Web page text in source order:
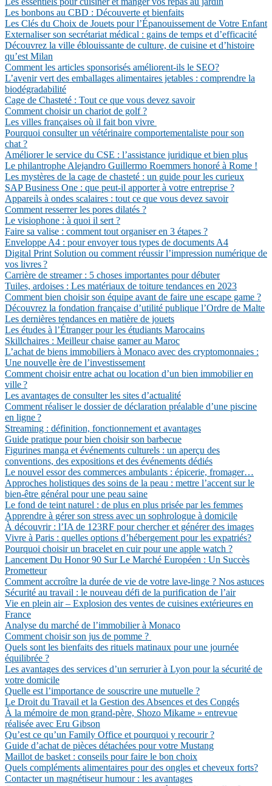
Les bonbons au CBD : Découverte et bienfaits
Les Clés du Choix de Jouets pour l’Épanouissement de Votre Enfant
Externaliser son secrétariat médical : gains de temps et d’efficacité
Découvrez la ville éblouissante de culture, de cuisine et d’histoire
qu’est Milan
Comment les articles sponsorisés améliorent-ils le SEO?
L’avenir vert des emballages alimentaires jetables : comprendre la
biodégradabilité
Cage de Chasteté : Tout ce que vous devez savoir
Comment choisir un chariot de golf ?
Les villes françaises où il fait bon vivre
Pourquoi consulter un vétérinaire comportementaliste pour son
chat ?
Améliorer le service du CSE : l’assistance juridique et bien plus
Le philantrophe Alejandro Guillermo Roemmers honoré à Rome !
Les mystères de la cage de chasteté : un guide pour les curieux
SAP Business One : que peut-il apporter à votre entreprise ?
Appareils à ondes scalaires : tout ce que vous devez savoir
Comment resserrer les pores dilatés ?
Le visiophone : à quoi il sert ?
Faire sa valise : comment tout organiser en 3 étapes ?
Enveloppe A4 : pour envoyer tous types de documents A4
Digital Print Solution ou comment réussir l’impression numérique de
vos livres ?
Carrière de streamer : 5 choses importantes pour débuter
Tuiles, ardoises : Les matériaux de toiture tendances en 2023
Comment bien choisir son équipe avant de faire une escape game ?
Découvrez la fondation française d’utilité publique l’Ordre de Malte
Les dernières tendances en matière de jouets
Les études à l’Étranger pour les étudiants Marocains
Skillchaires : Meilleur chaise gamer au Maroc
L’achat de biens immobiliers à Monaco avec des cryptomonnaies :
Une nouvelle ère de l’investissement
Comment choisir entre achat ou location d’un bien immobilier en
ville ?
Les avantages de consulter les sites d’actualité
Comment réaliser le dossier de déclaration préalable d’une piscine
en ligne ?
Streaming : définition, fonctionnement et avantages
Guide pratique pour bien choisir son barbecue
Figurines manga et événements culturels : un aperçu des
conventions, des expositions et des événements dédiés
Le nouvel essor des commerces ambulants : épicerie, fromager…
Approches holistiques des soins de la peau : mettre l’accent sur le
bien-être général pour une peau saine
Le fond de teint naturel : de plus en plus prisée par les femmes
Apprendre à gérer son stress avec un sophrologue à domicile
À découvrir : l’IA de 123RF pour chercher et générer des images
Vivre à Paris : quelles options d’hébergement pour les expatriés?
Pourquoi choisir un bracelet en cuir pour une apple watch ?
Lancement Du Honor 90 Sur Le Marché Européen : Un Succès
Prometteur
Comment accroître la durée de vie de votre lave-linge ? Nos astuces
Sécurité au travail : le nouveau défi de la purification de l’air
Vie en plein air – Explosion des ventes de cuisines extérieures en
France
Analyse du marché de l’immobilier à Monaco
Comment choisir son jus de pomme ?
Quels sont les bienfaits des rituels matinaux pour une journée
équilibrée ?
Les avantages des services d’un serrurier à Lyon pour la sécurité de
votre domicile
Quelle est l’importance de souscrire une mutuelle ?
Le Droit du Travail et la Gestion des Absences et des Congés
À la mémoire de mon grand-père, Shozo Mikame » entrevue
réalisée avec Eru Gibson
Qu’est ce qu’un Family Office et pourquoi y recourir ?
Guide d’achat de pièces détachées pour votre Mustang
Maillot de basket : conseils pour faire le bon choix
Quels compléments alimentaires pour des ongles et cheveux forts?
Contacter un magnétiseur humour : les avantages